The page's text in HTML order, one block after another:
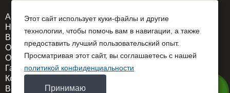
Акции
Новости
Вакансии
О компании
Оплата и доставка
Гарантия
Контакты
Выездной сервис
Этот сайт использует куки-файлы и другие
технологии, чтобы помочь вам в навигации, а также
предоставить лучший пользовательский опыт.
Просматривая этот сайт, вы соглашаетесь с нашей
политикой конфиденциальности
Принимаю